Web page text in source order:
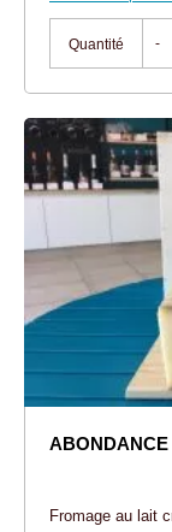
Quantité -
ABONDANCE
Fromage au lait